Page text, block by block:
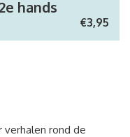
hands
€3,95
rond de